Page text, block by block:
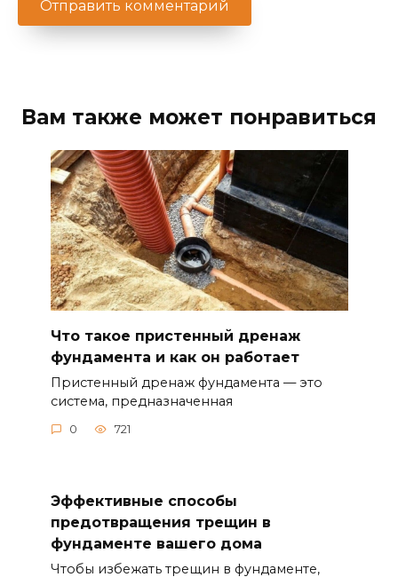
Вам также может понравиться
Что такое пристенный дренаж
фундамента и как он работает
Пристенный дренаж фундамента — это
система, предназначенная
0 721
Эффективные способы
предотвращения трещин в
фундаменте вашего дома
Чтобы избежать трещин в фундаменте,